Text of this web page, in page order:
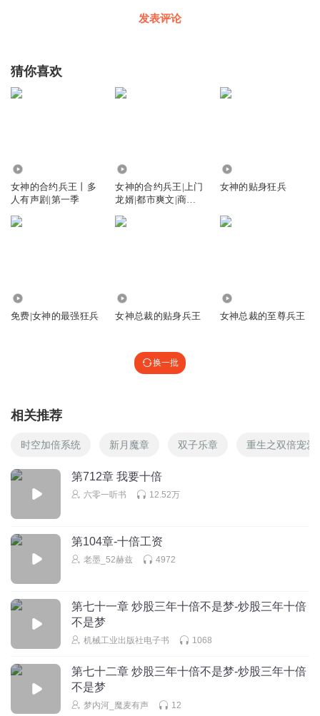
发表评论
猜你喜欢
女神的合约兵王丨多
人有声剧|第一季
女神的合约兵王|上门
龙婿|都市爽文|商
女神的贴身狂兵
免费|女神的最强狂兵 女神总裁的贴身兵王 女神总裁的至尊兵王
换一批
相关推荐
时空加倍系统 新月魔章 双子乐章 重生之双倍宠爱
第712章 我要十倍
六零一听书 12.52万
第104章-十倍工资
老墨_52赫兹 4972
第七十一章 炒股三年十倍不是梦-炒股三年十倍
不是梦
机械工业出版社电子书 1068
第七十二章 炒股三年十倍不是梦-炒股三年十倍
不是梦
梦内河_魔麦有声 12